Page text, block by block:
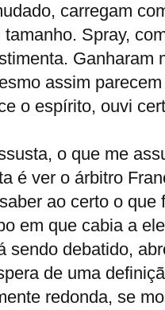
carregam
Spray,
assim
o espírito, ouvi
o que me
é ver o árbitro
ao certo o
em que cabia a
sendo debatido,
de uma
redonda, se